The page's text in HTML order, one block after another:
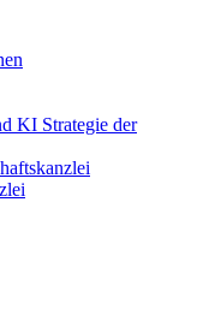
KI Strategie der